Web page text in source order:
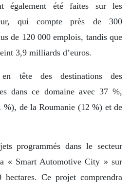
également été faites sur les
qui compte près de 300
de 120 000 emplois, tandis que
3,9 milliards d’euros.
en tête des destinations des
dans ce domaine avec 37 %,
%), de la Roumanie (12 %) et de
programmés dans le secteur
« Smart Automotive City » sur
Ce projet comprendra